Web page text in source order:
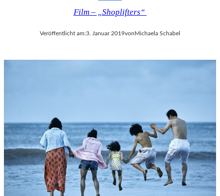
Film – „Shoplifters“
Veröffentlicht am:3. Januar 2019von Michaela Schabel